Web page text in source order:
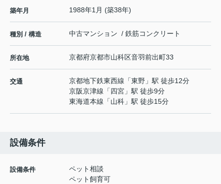
築年月 1988年1月 (築38年)
種別 / 構造 中古マンション / 鉄筋コンクリート
所在地 京都府京都市山科区音羽前出町33
交通 京都地下鉄東西線 「東野 」駅 徒歩12分
京阪京津線 「四宮 」駅 徒歩9分
東海道本線 「山科 」駅 徒歩15分
設備条件
設備条件
ペット相談
ペット飼育可